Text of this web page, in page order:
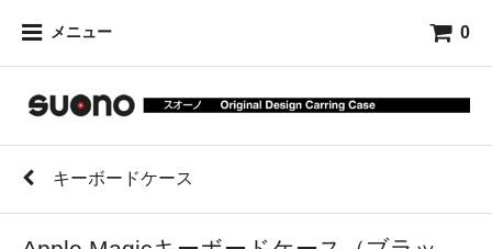
メニュー 0
キーボードケース